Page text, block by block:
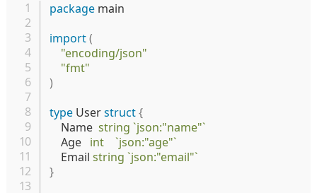
package main
import(
"encoding/json"
"fmt"
)
type User struct{
	Name
string `json:"name"`
	Age
int
`json:"age"`
	Email
string `json:"email"`
}